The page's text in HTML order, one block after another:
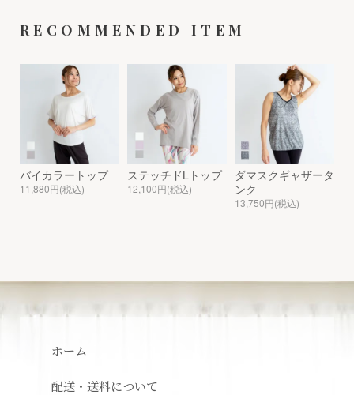
RECOMMENDED ITEM
バイカラートップ
11,880円(税込)
ステッチドLトップ
12,100円(税込)
ダマスクギャザータ
ンク
13,750円(税込)
ホーム
配送・送料について